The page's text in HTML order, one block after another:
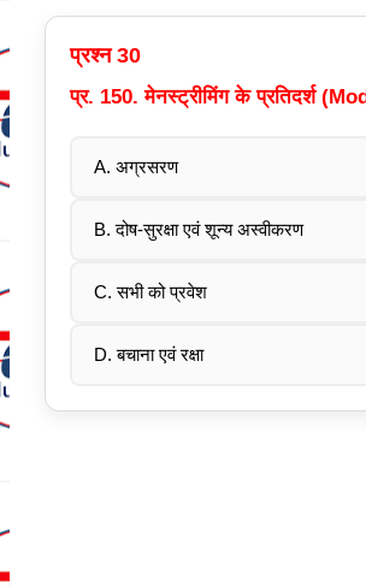
प्रश्न 30
प्र. 150. मेनस्ट्रीमिंग के प्रतिदर्श
A. अग्रसरण
B. दोष-सुरक्षा एवं शून्य अस्वीकरण
C. सभी को प्रवेश
D. बचाना एवं रक्षा